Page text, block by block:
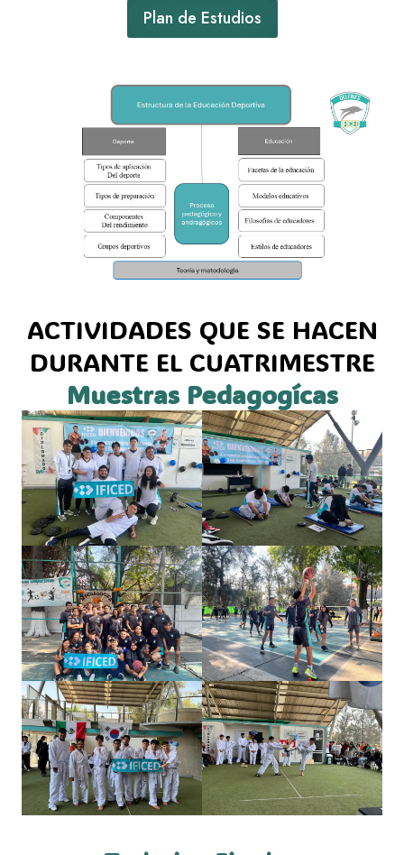
Plan de Estudios
ACTIVIDADES QUE SE HACEN
DURANTE EL CUATRIMESTRE
Muestras Pedagogícas